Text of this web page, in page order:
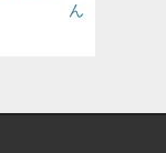
ん